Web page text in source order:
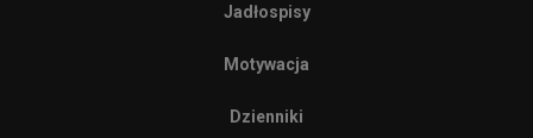
Jadłospisy
Motywacja
Dzienniki